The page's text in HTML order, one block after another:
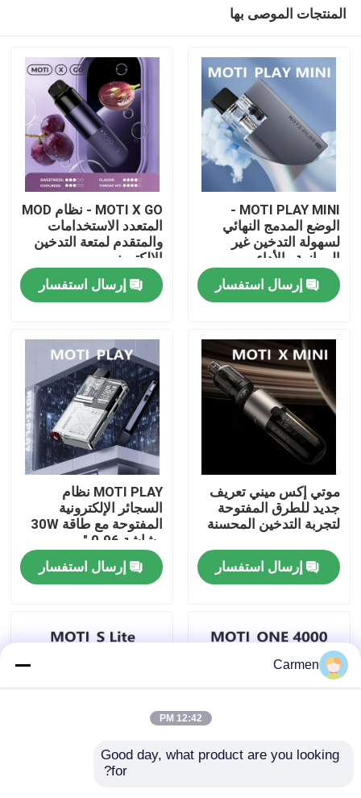
المنتجات
أشرطة فيديو
حول بنا
جولة في المعمل
ضبط الجودة
اتصل بنا
طلب اقتباس
المنتجات الموصى بها
MOTI PLAY MINI -
الوضع المدمج النهائي
لسهولة التدخين غير
الموازية والأداء
إرسال استفسار
MOTI X GO - نظام MOD
المتعدد الاستخدامات
والمتقدم لمتعة التدخين
الإلكتروني
إرسال استفسار
موتي إكس ميني تعريف
جديد للطرق المفتوحة
لتجربة التدخين المحسنة
إرسال استفسار
MOTI PLAY نظام
السجائر الإلكترونية
المفتوحة مع طاقة 30W
وشاشة 0.96 "
إرسال استفسار
Carmen
12:42 PM
Good day, what product are you looking
for?